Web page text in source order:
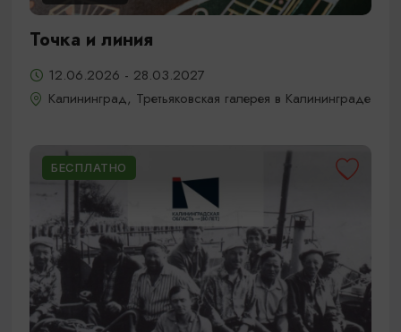
Точка и линия
12.06.2026 - 28.03.2027
Калининград, Третьяковская галерея в Калининграде
БЕСПЛАТНО